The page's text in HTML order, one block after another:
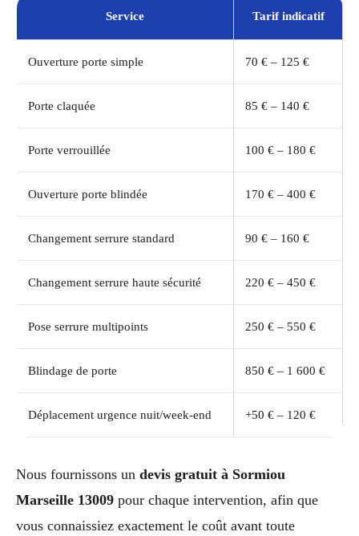
Service Tarif indicatif
Ouverture porte simple 70 € – 125 €
Porte claquée 85 € – 140 €
Porte verrouillée 100 € – 180 €
Ouverture porte blindée 170 € – 400 €
Changement serrure standard 90 € – 160 €
Changement serrure haute sécurité 220 € – 450 €
Pose serrure multipoints 250 € – 550 €
Blindage de porte 850 € – 1 600 €
Déplacement urgence nuit/week-end +50 € – 120 €
Nous fournissons un devis gratuit à Sormiou
Marseille 13009 pour chaque intervention, afin que
vous connaissiez exactement le coût avant toute